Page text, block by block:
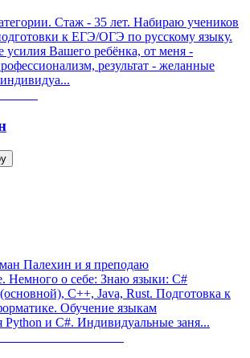
Стаж - 35 лет. Набираю учеников
к ЕГЭ/ОГЭ по русскому языку.
усилия Вашего ребёнка, от меня -
результат - желанные
Палехин и я преподаю
Немного о себе: Знаю языки: C#
C++, Java, Rust. Подготовка к
Обучение языкам
Python и C#. Индивидуальные заня...